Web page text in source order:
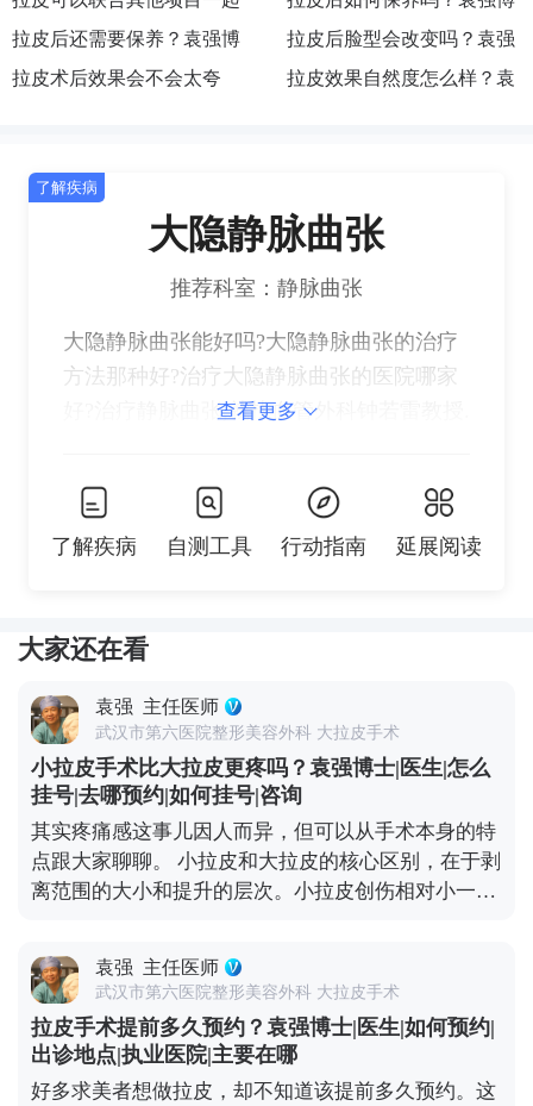
诊|执业机构|医院|联系方式
诊|去哪找|怎么联系|预约|挂
号
做吗？袁强博士|怎么预约|
挂号|联系|面诊|咨询|在哪出
士|医生|怎么挂号|去哪预约|
如何挂号|咨询
拉皮后还需要保养？袁强博
士|医生|如何预约|出诊地点|
拉皮后脸型会改变吗？袁强
博士|医生|在哪坐诊|执业机
拉皮术后效果会不会太夸
拉皮效果自然度怎么样？袁
了解疾病
大隐静脉曲张
推荐科室：静脉曲张
大隐静脉曲张能好吗?大隐静脉曲张的治疗
方法那种好?治疗大隐静脉曲张的医院哪家
好?治疗静脉曲张,就找血管外科钟若雷教授.
查看更多
了解疾病 自测工具 行动指南 延展阅读
大家还在看
袁强 主任医师
武汉市第六医院整形美容外科 大拉皮手术
小拉皮手术比大拉皮更疼吗？袁强博士|医生|怎么
挂号|去哪预约|如何挂号|咨询
其实疼痛感这事儿因人而异，但可以从手术本身的特
点跟大家聊聊。 小拉皮和大拉皮的核心区别，在于剥
离范围的大小和提升的层次。小拉皮创伤相对小一
人耐受力、术中麻醉效果和术后护理。 不管是小拉皮
还是大拉皮，术中都会用麻醉，手术过程中是完全不
疼的。术后的疼痛感主要集中在恢复初期，但可以通
过药物和物理方式缓解。我都会跟患者交代，术后多
休息、按时吃药、避免剧烈活动，这样疼痛感会明显
袁强 主任医师
武汉市第六医院整形美容外科 大拉皮手术
拉皮手术提前多久预约？袁强博士|医生|如何预约|
出诊地点|执业医院|主要在哪
好多求美者想做拉皮，却不知道该提前多久预约。这